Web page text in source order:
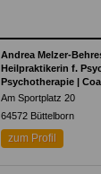
Zum
Andrea Melzer-
Heilpraktikerin f.
Psychotherapie |
Am Sportplatz 20
64572 Büttelborn
zum Profil